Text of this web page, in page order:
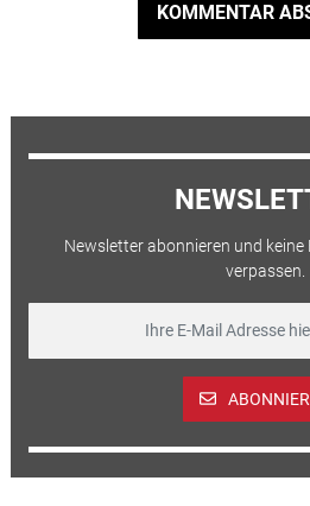
KOMMENTAR
Newsletter abonnieren und
verpassen.